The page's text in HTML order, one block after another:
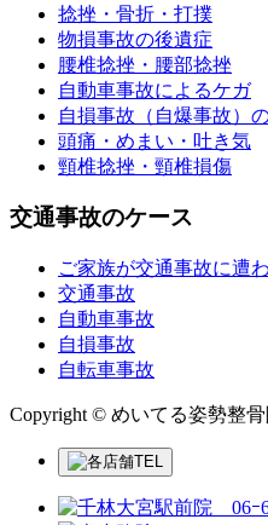
捻挫・骨折・打撲
物損事故の後遺症
腰椎捻挫・腰部捻挫
自動車事故によるケガ
自損事故（自爆事故）
頭痛・めまい・吐き気
頸椎捻挫・頸椎損傷
交通事故のケース
ご家族が交通事故に遭
交通事故
自動車事故
自損事故
自転車事故
Copyright © めいてる姿勢整骨